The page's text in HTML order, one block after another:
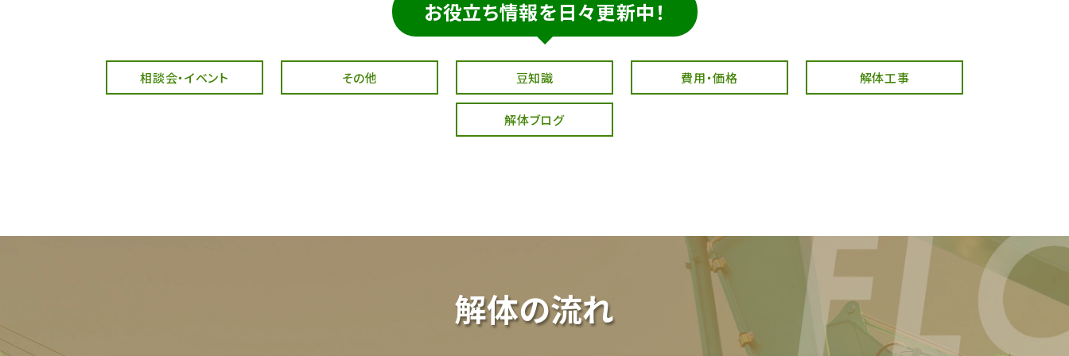
お役立ち情報を日々更新中！
相談会・イベント その他 豆知識 費用・価格 解体工事
解体ブログ
解体の流れ